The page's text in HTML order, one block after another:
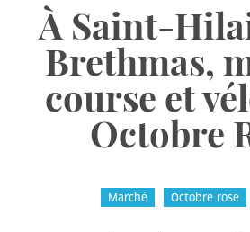
À Saint-
Brethmas,
course et
Octobre
Marché Octobre rose